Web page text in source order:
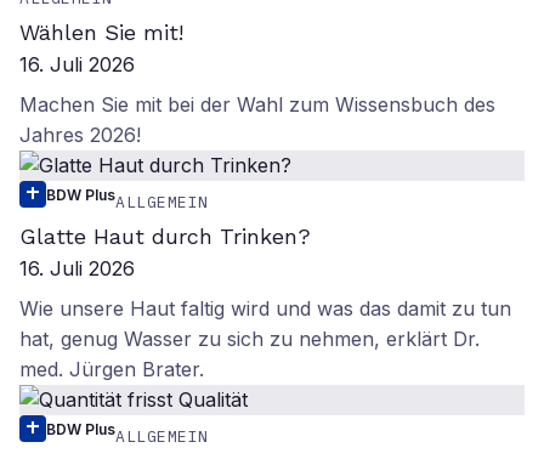
Wählen Sie mit!
16. Juli 2026
Machen Sie mit bei der Wahl zum Wissensbuch des
Jahres 2026!
BDW PlusALLGEMEIN
Glatte Haut durch Trinken?
16. Juli 2026
Wie unsere Haut faltig wird und was das damit zu tun
hat, genug Wasser zu sich zu nehmen, erklärt Dr.
med. Jürgen Brater.
BDW PlusALLGEMEIN